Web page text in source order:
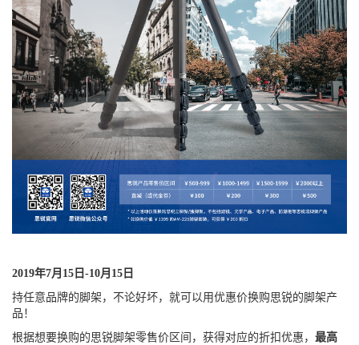
2019年7月15日-10月15日
持任意品牌的脚架，不论好坏，就可以用优惠价换购思锐的脚架产
品！
根据想要换购的思锐脚架零售价区间，获得对应的折扣优惠， 最高